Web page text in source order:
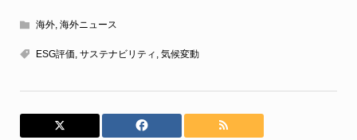
海外, 海外ニュース
ESG評価, サステナビリティ , 気候変動